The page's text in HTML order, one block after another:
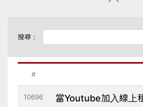
搜尋：
#
10696 當Youtube加入線上